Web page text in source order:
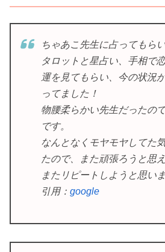
ちゃあこ先生に占ってもら
タロットと星占い、手相で
運を見てもらい、今の状況
ってました！
物腰柔らかい先生だったの
です。
なんとなくモヤモヤしてた
たので、また頑張ろうと思
またリピートしようと思いま
引用： google